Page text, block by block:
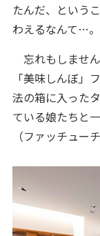
たんだ、という
わえるなんて…。
忘れもしませ
「美味しんぼ」
法の箱に入った
ている娘たちと
（ファッチュー